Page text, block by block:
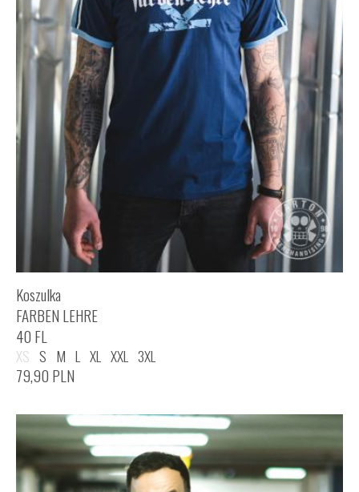
Koszulka
FARBEN LEHRE
40 FL
XS S M L XL XXL 3XL
79,90 PLN